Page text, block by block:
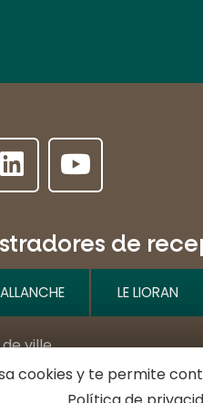
de
ALLANCHE LE LIORAN
de ville
cookies y te permite